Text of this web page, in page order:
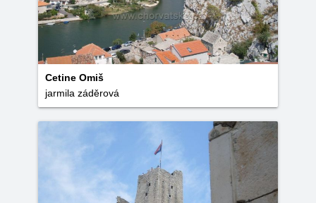
Cetine Omiš
jarmila záděrová